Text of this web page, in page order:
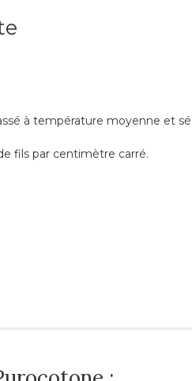
à température moyenne et
fils par centimètre carré.